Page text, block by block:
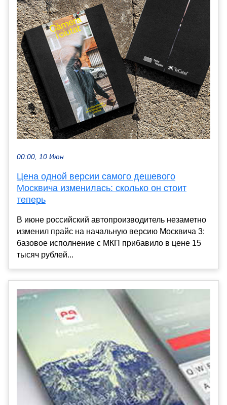
00:00, 10 Июн
Цена одной версии самого дешевого
Москвича изменилась: сколько он стоит
теперь
В июне российский автопроизводитель незаметно
изменил прайс на начальную версию Москвича 3:
базовое исполнение с МКП прибавило в цене 15
тысяч рублей...